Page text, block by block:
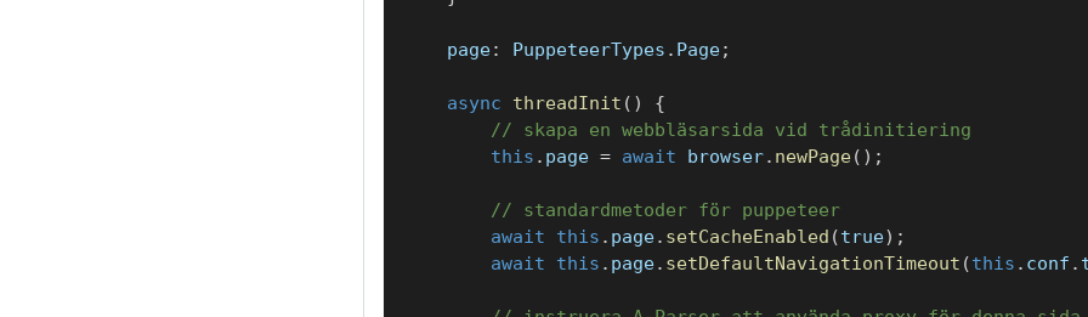
    page
: PuppeteerTypes . Page;
async threadInit ( )
{
// skapa en webbläsarsida vid trådinitiering
this . page = await browser. newPage( ) ;
// standardmetoder för puppeteer
await
this . page. setCacheEnabled (true) ;
await
this . page. setDefaultNavigationTimeout (this . conf .